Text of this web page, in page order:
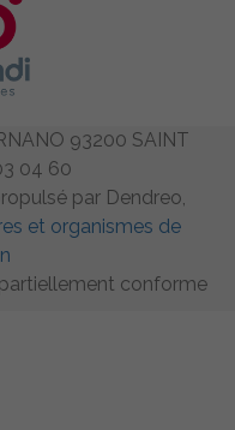
93200 SAINT
04 60
par Dendreo,
et organismes de
conforme